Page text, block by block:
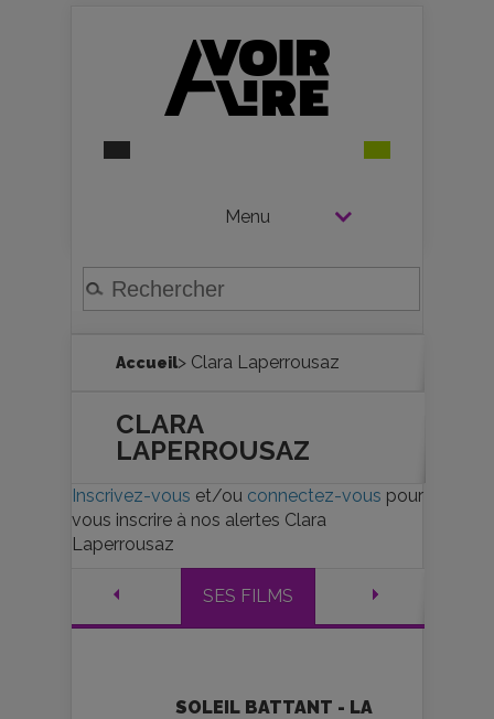
Menu
Accueil> Clara Laperrousaz
CLARA
LAPERROUSAZ
Inscrivez-vous et/ou connectez-vous pour
vous inscrire à nos alertes Clara
Laperrousaz
SES FILMS
SOLEIL BATTANT - LA